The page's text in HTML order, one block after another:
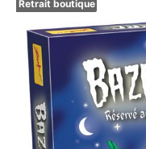
Retrait boutique